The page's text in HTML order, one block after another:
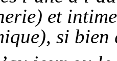
et
si bien